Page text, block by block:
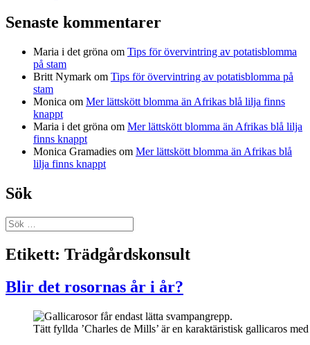
Senaste kommentarer
Maria i det gröna om Tips för övervintring av potatisblomma
på stam
Britt Nymark om Tips för övervintring av potatisblomma på
stam
Monica om Mer lättskött blomma än Afrikas blå lilja finns
knappt
Maria i det gröna om Mer lättskött blomma än Afrikas blå lilja
finns knappt
Monica Gramadies om Mer lättskött blomma än Afrikas blå
lilja finns knappt
Sök
Sök
efter:
Etikett: Trädgårdskonsult
Blir det rosornas år i år?
Tätt fyllda ’Charles de Mills’ är en karaktäristisk gallicaros